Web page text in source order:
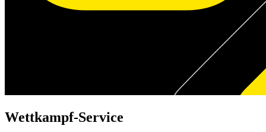
Wettkampf-Service